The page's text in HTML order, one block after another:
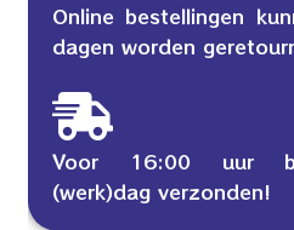
Online bestellingen
dagen worden
Voor 16:00 uur
(werk)dag verzonden!